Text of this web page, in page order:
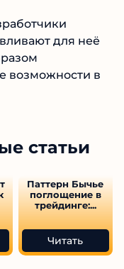
для неё
возможности в
статьи
Паттерн Бычье
поглощение в
трейдинге:...
Читать